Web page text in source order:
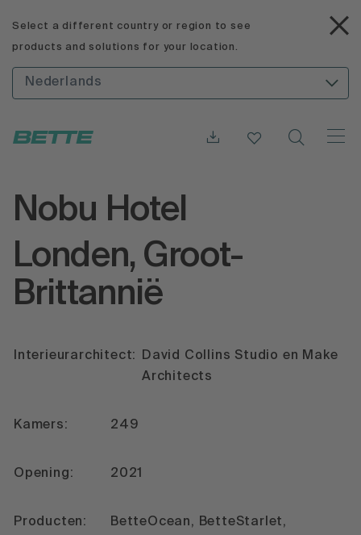
Select a different country or region to see
products and solutions for your location.
Nederlands
Nobu Hotel
Londen, Groot-
Brittannië
Interieurarchitect:
David Collins Studio en Make
Architects
Kamers: 249
Opening: 2021
Producten:
BetteOcean, BetteStarlet,